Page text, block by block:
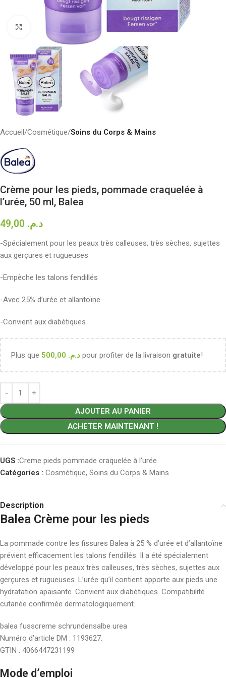
Click to enlarge
Accueil Cosmétique Soins du Corps & Mains
Crème pour les pieds, pommade craquelée à
l’urée, 50 ml, Balea
د.م.
-Spécialement pour les peaux très calleuses, très sèches, sujettes
aux gerçures et rugueuses
-Empêche les talons fendillés
-Avec 25% d’urée et allantoïne
-Convient aux diabétiques
Plus que د.م. pour profiter de la livraison gratuite!
AJOUTER AU PANIER
ACHETER MAINTENANT !
UGS :Creme pieds pommade craquelée à l'urée
Catégories : Cosmétique, Soins du Corps & Mains
Description
Balea Crème pour les pieds
La pommade contre les fissures Balea à 25 % d’urée et d’allantoïne
prévient efficacement les talons fendillés. Il a été spécialement
développé pour les peaux très calleuses, très sèches, sujettes aux
gerçures et rugueuses. L’urée qu’il contient apporte aux pieds une
hydratation apaisante. Convient aux diabétiques. Compatibilité
cutanée confirmée dermatologiquement.
balea fusscreme schrundensalbe urea
Numéro d’article DM : 1193627.
GTIN : 4066447231199
Mode d’emploi